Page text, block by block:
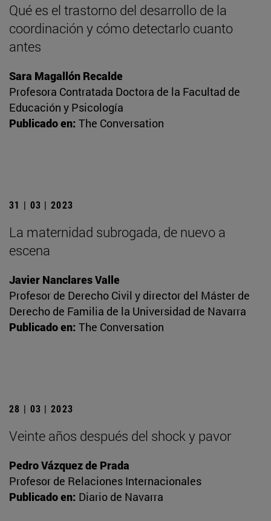
Qué es el trastorno del desarrollo de la
coordinación y cómo detectarlo cuanto
antes
Sara Magallón Recalde
Profesora Contratada Doctora de la Facultad de
Educación y Psicología
Publicado en: The Conversation
31 | 03 | 2023
La maternidad subrogada, de nuevo a
escena
Javier Nanclares Valle
Profesor de Derecho Civil y director del Máster de
Derecho de Familia de la Universidad de Navarra
Publicado en: The Conversation
28 | 03 | 2023
Veinte años después del shock y pavor
Pedro Vázquez de Prada
Profesor de Relaciones Internacionales
Publicado en: Diario de Navarra